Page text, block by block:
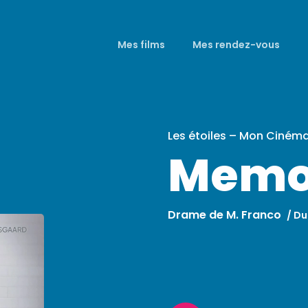
Mes films Mes rendez-vous
Les étoiles – Mon
Drame de M. Franco /